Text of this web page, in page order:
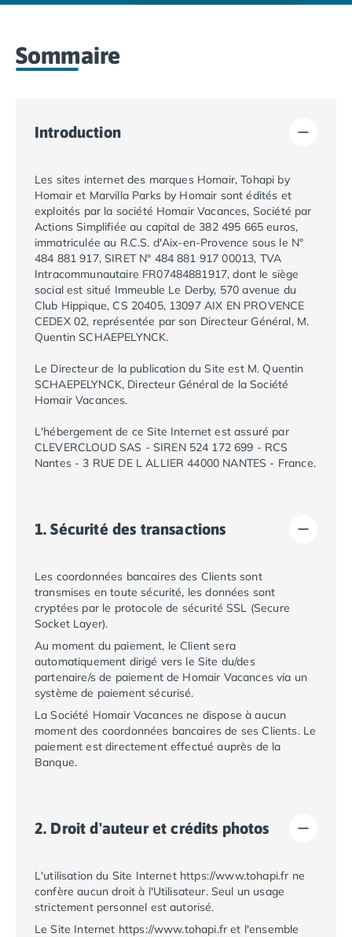
Camping Les Landes
Camping Messanges
Camping Sanguinet
Camping Seignosse
Camping Vieux Boucau les Bains
Camping Pyrénées Atlantiques
Camping Bayonne
Camping Biarritz
Camping Bidart
Camping Hendaye
Camping Saint Jean de Luz
Camping Basse-Normandie
Camping Calvados
Camping Cabourg
Camping Caen
Camping Houlgate
Camping Ouistreham
Camping Côtes d'Armor
Camping Saint-Cast-le-Guildo
Camping Finistère
Camping Benodet
Camping Brest
Camping Carantec
Camping Concarneau
Camping Douarnenez
Camping Fouesnant
Camping Plouescat
Camping Quimper
Camping Roscoff
Camping Saint-Malo
Camping Auray
Camping Carnac
Camping La Trinité sur Mer
Camping Locmariaquer
Sommaire
Introduction
Les sites internet des marques Homair, Tohapi by
Homair et Marvilla Parks by Homair sont édités et
exploités par la société Homair Vacances, Société par
Actions Simplifiée au capital de 382 495 665 euros,
immatriculée au R.C.S. d'Aix-en-Provence sous le N°
484 881 917, SIRET N° 484 881 917 00013, TVA
Intracommunautaire FR07484881917, dont le siège
social est situé Immeuble Le Derby, 570 avenue du
Club Hippique, CS 20405, 13097 AIX EN PROVENCE
CEDEX 02, représentée par son Directeur Général, M.
Quentin SCHAEPELYNCK.
Le Directeur de la publication du Site est M. Quentin
SCHAEPELYNCK, Directeur Général de la Société
Homair Vacances.
L'hébergement de ce Site Internet est assuré par
CLEVERCLOUD SAS - SIREN 524 172 699 - RCS
Nantes - 3 RUE DE L ALLIER 44000 NANTES - France.
1. Sécurité des transactions
Les coordonnées bancaires des Clients sont
transmises en toute sécurité, les données sont
cryptées par le protocole de sécurité SSL (Secure
Socket Layer).
Au moment du paiement, le Client sera
automatiquement dirigé vers le Site du/des
partenaire/s de paiement de Homair Vacancesvia un
système de paiement sécurisé.
La Société Homair Vacances ne dispose à aucun
moment des coordonnées bancaires de ses Clients. Le
paiement est directement effectué auprès de la
Banque.
2. Droit d'auteur et crédits photos
L'utilisation du Site Internet https://www.tohapi.fr ne
confère aucun droit à l'Utilisateur. Seul un usage
strictement personnel est autorisé.
Le Site Internet https://www.tohapi.fr et l'ensemble